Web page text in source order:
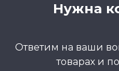
Нужна
Ответим на ваши
товарах и